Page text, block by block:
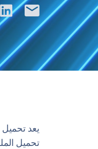
يعد تحميل
تحميل